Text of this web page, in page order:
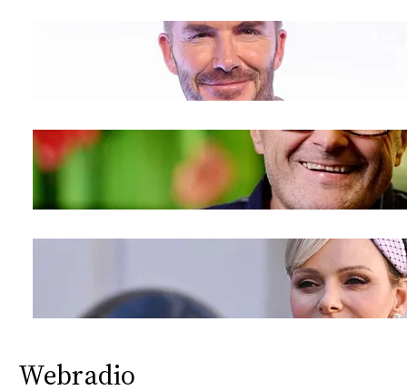
Webradio